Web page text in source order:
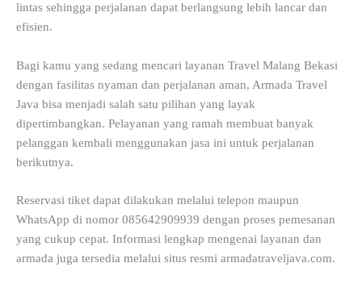
lintas sehingga perjalanan dapat berlangsung lebih lancar dan
efisien.
Bagi kamu yang sedang mencari layanan Travel Malang Bekasi
dengan fasilitas nyaman dan perjalanan aman, Armada Travel
Java bisa menjadi salah satu pilihan yang layak
dipertimbangkan. Pelayanan yang ramah membuat banyak
pelanggan kembali menggunakan jasa ini untuk perjalanan
berikutnya.
Reservasi tiket dapat dilakukan melalui telepon maupun
WhatsApp di nomor 085642909939 dengan proses pemesanan
yang cukup cepat. Informasi lengkap mengenai layanan dan
armada juga tersedia melalui situs resmi armadatraveljava.com.